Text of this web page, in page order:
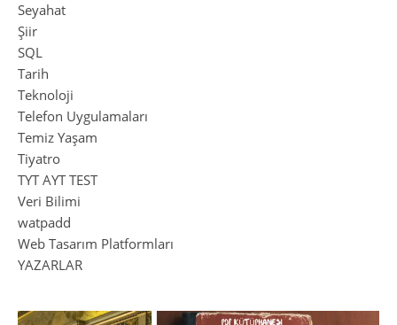
Seyahat
Şiir
SQL
Tarih
Teknoloji
Telefon Uygulamaları
Temiz Yaşam
Tiyatro
TYT AYT TEST
Veri Bilimi
watpadd
Web Tasarım Platformları
YAZARLAR